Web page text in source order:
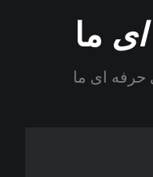
ما
حرفه ای ما